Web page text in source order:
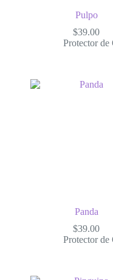
Pulpo
$39.00
Protector de
Panda
$39.00
Protector de